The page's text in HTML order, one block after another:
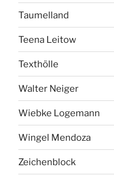
Taumelland
Teena Leitow
Texthölle
Walter Neiger
Wiebke Logemann
Wingel Mendoza
Zeichenblock